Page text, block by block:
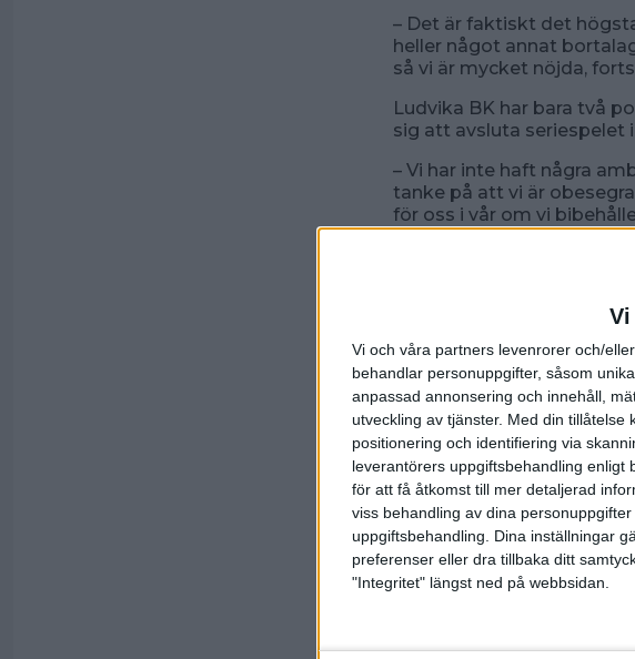
Vi och våra partners levenrorer och/
behandlar personuppgifter, såsom
anpassad annonsering och innehåll,
utveckling av tjänster. Med din tillåtelse
positionering och identifiering via
leverantörers uppgiftsbehandling enligt
för att få åtkomst till mer detaljerad
viss behandling av dina
uppgiftsbehandling. Dina inställningar
preferenser eller dra tillbaka ditt
"Integritet" längst ned på webbsidan.
– Det är faktiskt det
heller något annat
så vi är mycket nöjda,
Ludvika BK har bara två
sig att avsluta seriespelet
– Vi har inte haft några
tanke på att vi är
för oss i vår om vi
I Sydallsvenskan tog
mot gästande Lunds BK
Falkenberg strajkade
Lundalaget någon chans.
Hemmalagets Johan
och följdes därefter tätt
Lunds Mamba var Johan
Några timmar före hade
inte heller ville släppa
med 12-8 och klev med
den andra
20 poäng vardera.